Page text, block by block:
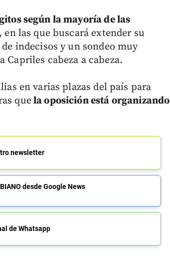
según la mayoría de las
las que buscará extender su
indecisos y un sondeo muy
Capriles cabeza a cabeza.
en varias plazas del país para
quela oposición está organizando
newsletter
desde Google News
de Whatsapp